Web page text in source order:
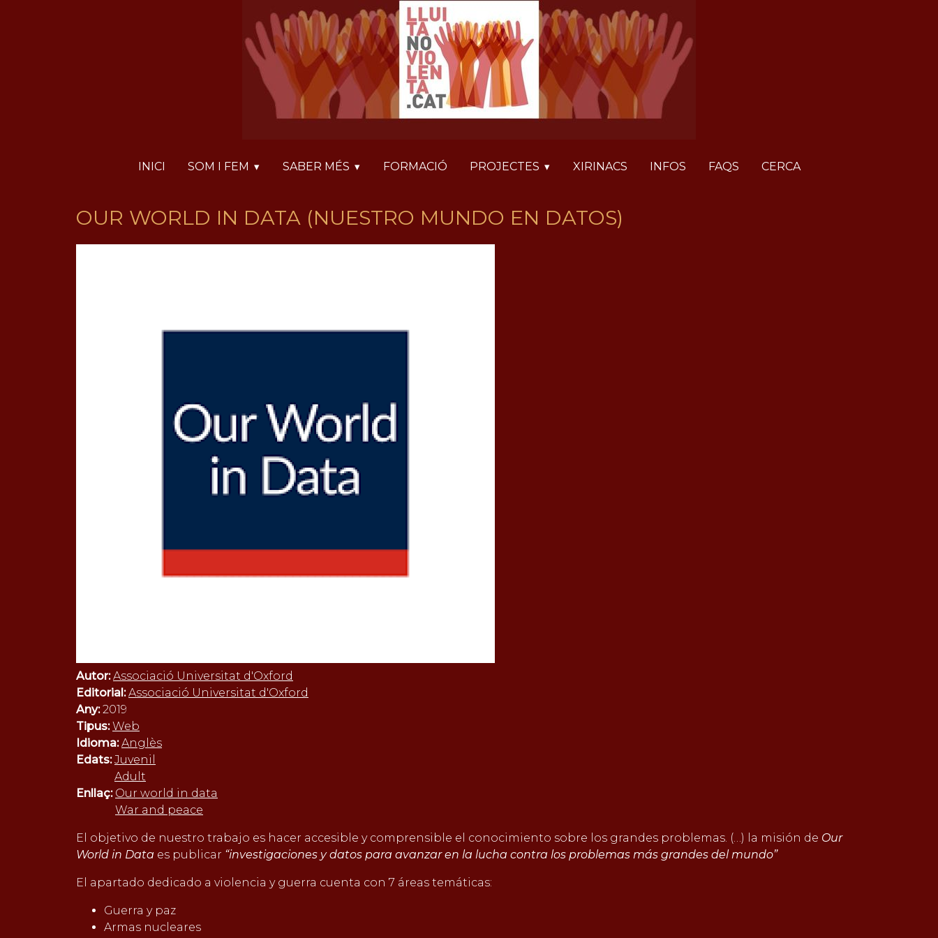
INICI SOM I FEM SABER MÉS FORMACIÓ PROJECTES XIRINACS INFOS FAQS CERCA
OUR WORLD IN DATA (NUESTRO MUNDO EN DATOS)
Autor:Associació Universitat d'Oxford
Editorial:Associació Universitat d'Oxford
Any:2019
Tipus:Web
Idioma:Anglès
Edats:Juvenil
Adult
Enllaç: Our world in data
War and peace
El objetivo de nuestro trabajo es hacer accesible y comprensible el conocimiento sobre los grandes problemas. (…) la misión de Our
World in Data es publicar “investigaciones y datos para avanzar en la lucha contra los problemas más grandes del mundo”
El apartado dedicado a violencia y guerra cuenta con 7 áreas temáticas:
Guerra y paz
Armas nucleares